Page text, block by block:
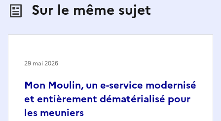
Sur le même sujet
Mon Moulin, un e-service modernisé
et entièrement dématérialisé pour
les meuniers
29 mai 2026